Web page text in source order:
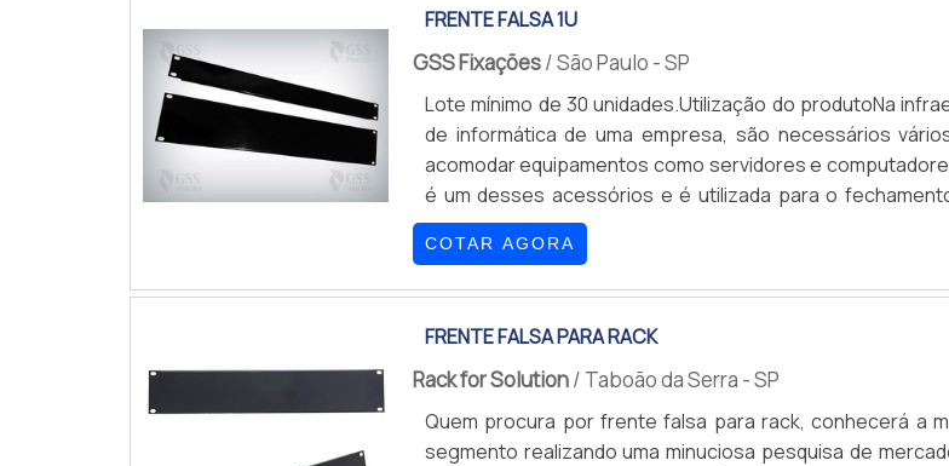
FRENTE FALSA 1U
GSS Fixações/ São Paulo - SP
Lote mínimo de 30 unidades.Utilização do produtoNa
de informática de uma empresa, são necessários
acomodar equipamentos como servidores e
é um desses acessórios e é utilizada para o
gabinetes ou consoles.Desenvolvida com largura padrão
frente falsa pode ser encontrada nas seguintes
-...
COTAR AGORA
FRENTE FALSA PARA RACK
Rack for Solution/ Taboão da Serra - SP
Quem procura por frente falsa para rack, conhecerá a
segmento realizando uma minuciosa pesquisa de